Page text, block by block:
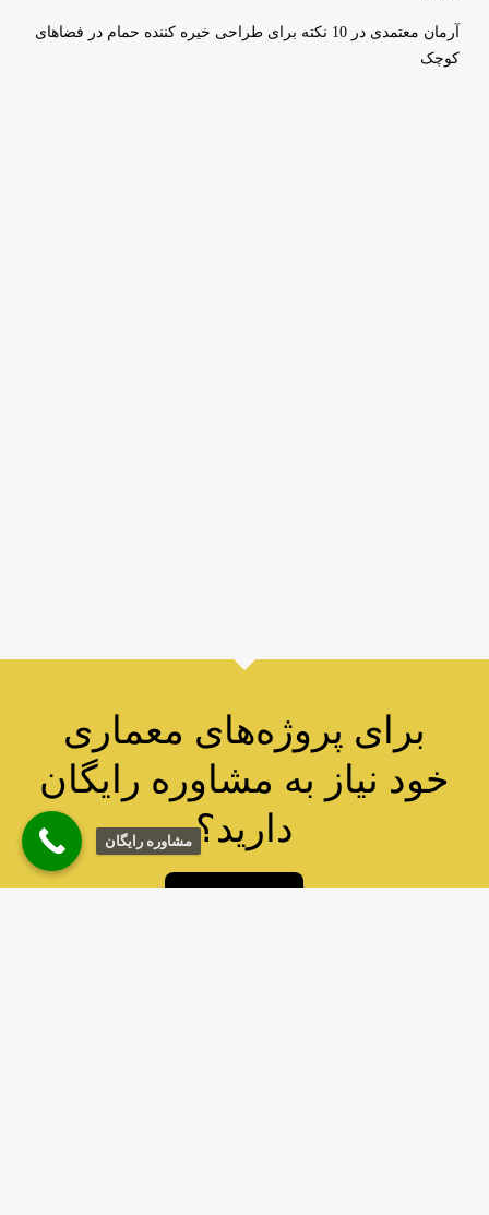
آرمان معتمدی در
10 نکته برای طراحی خیره کننده حمام در فضاهای
کوچک
برای پروژه‌های معماری
خود نیاز به مشاوره رایگان
دارید؟ مشاوره رایگان